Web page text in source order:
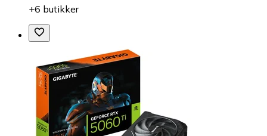
+6 butikker